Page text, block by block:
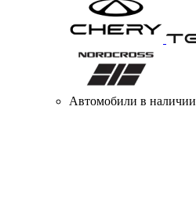
Автомобили в наличии